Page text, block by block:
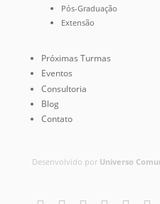
Pós-Graduação
Extensão
Próximas Turmas
Eventos
Consultoria
Blog
Contato
Desenvolvido por Universo